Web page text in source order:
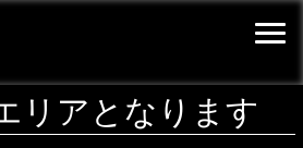
リアとなります